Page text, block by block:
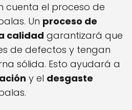
cuenta el proceso de
Un proceso de
calidad garantizará que
de defectos y tengan
sólida. Esto ayudará a
y el desgaste